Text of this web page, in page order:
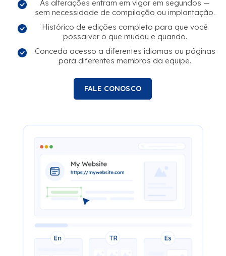
As alterações entram em vigor em segundos —
sem necessidade de compilação ou implantação.
Histórico de edições completo para que você
possa ver o que mudou e quando.
Conceda acesso a diferentes idiomas ou páginas
para diferentes membros da equipe.
FALE CONOSCO